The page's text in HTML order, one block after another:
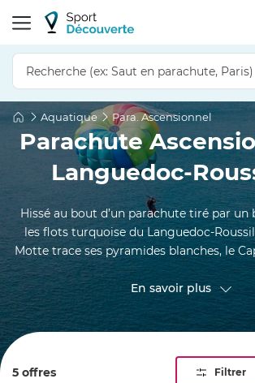
Aquatique Para. Ascensionnel
Parachute
Languedoc-
Hissé au bout d’un parachute tiré par un
les flots turquoise du Languedoc-
Motte trace ses pyramides blanches, le
ses plages de sable noir et la citadelle de
au pied des Pyrénées. En solo, duo ou
décollage depuis la plateforme flottante
lagunes, vignes et pinèdes
En savoir plus
5 offres Filtrer